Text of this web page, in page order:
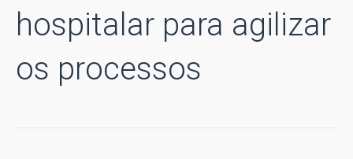
hospitalar para agilizar
os processos